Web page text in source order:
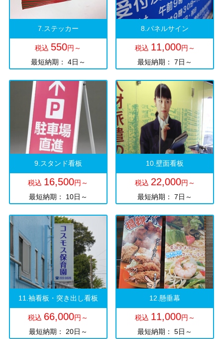
7.ステッカー
税込 550円～
最短納期： 4日～
8.パネルサイン
税込 11,000円～
最短納期： 7日～
9.スタンド看板
税込 16,500円～
最短納期： 10日～
10.壁面看板
税込 22,000円～
最短納期： 7日～
11.袖看板・突き出し看板
税込 66,000円～
最短納期： 20日～
12.懸垂幕
税込 11,000円～
最短納期： 5日～